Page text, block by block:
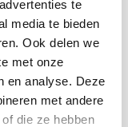
te
media te bieden
Ook delen we
met onze
en analyse. Deze
met andere
die ze hebben